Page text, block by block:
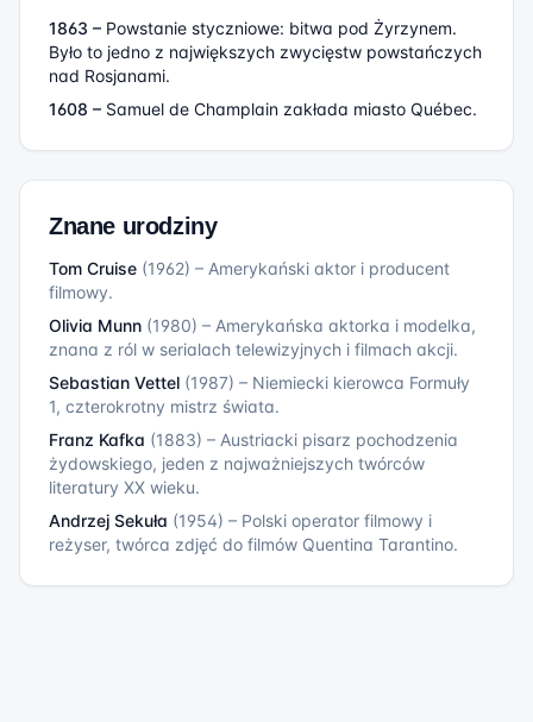
1863 – Powstanie styczniowe: bitwa pod Żyrzynem.
Było to jedno z największych zwycięstw powstańczych
nad Rosjanami.
1608 – Samuel de Champlain zakłada miasto Québec.
Znane urodziny
Tom Cruise (1962) – Amerykański aktor i producent
filmowy.
Olivia Munn (1980) – Amerykańska aktorka i modelka,
znana z ról w serialach telewizyjnych i filmach akcji.
Sebastian Vettel (1987) – Niemiecki kierowca Formuły
1, czterokrotny mistrz świata.
Franz Kafka (1883) – Austriacki pisarz pochodzenia
żydowskiego, jeden z najważniejszych twórców
literatury XX wieku.
Andrzej Sekuła (1954) – Polski operator filmowy i
reżyser, twórca zdjęć do filmów Quentina Tarantino.